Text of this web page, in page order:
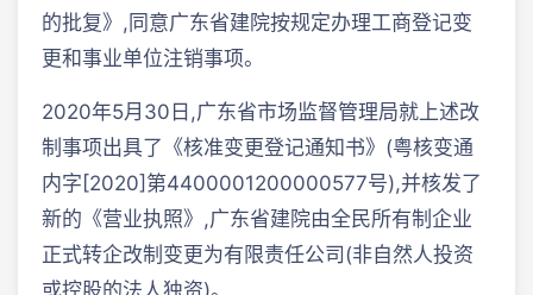
的批复》,同意广东省建院按规定办理工商登记变
更和事业单位注销事项。
2020年5月30日,广东省市场监督管理局就上述改
制事项出具了《核准变更登记通知书》(粤核变通
内字[2020]第4400001200000577号),并核发了
新的《营业执照》,广东省建院由全民所有制企业
正式转企改制变更为有限责任公司(非自然人投资
或控股的法人独资)。